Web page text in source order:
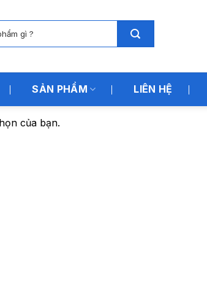
SẢN PHẨM LIÊN HỆ
của bạn.